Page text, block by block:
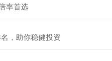
率首选
，助你稳健投资